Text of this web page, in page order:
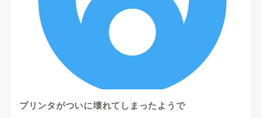
プリンタがついに壊れてしまったようで